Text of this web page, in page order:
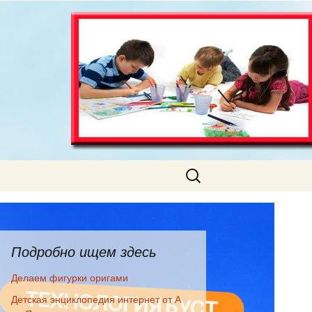
Найти:
Подробно ищем здесь
Делаем фигурки оригами
Детская энциклопедия интернет от А